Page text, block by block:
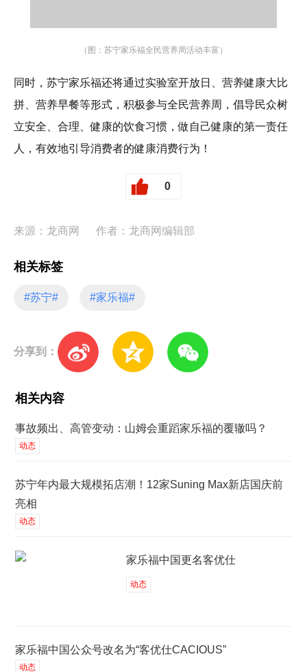
（图：苏宁家乐福全民营养周活动丰富）
同时，苏宁家乐福还将通过实验室开放日、营养健康大比
拼、营养早餐等形式，积极参与全民营养周，倡导民众树
立安全、合理、健康的饮食习惯，做自己健康的第一责任
人，有效地引导消费者的健康消费行为！
0
来源：龙商网 作者：龙商网编辑部
相关标签
#苏宁# #家乐福#
分享到：
相关内容
事故频出、高管变动：山姆会重蹈家乐福的覆辙吗？
动态
苏宁年内最大规模拓店潮！12家Suning Max新店国庆前
亮相
动态
家乐福中国更名客优仕
动态
家乐福中国公众号改名为“客优仕CACIOUS”
动态